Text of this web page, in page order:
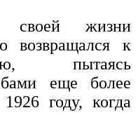
жизни
возвращался к
пытаясь
еще более
году, когда